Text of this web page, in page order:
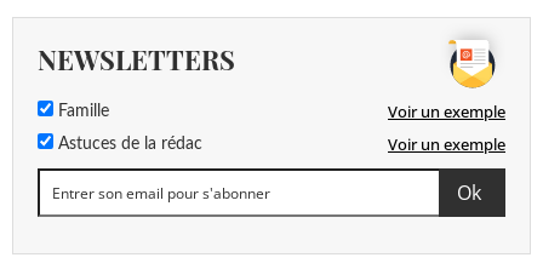
NEWSLETTERS
Famille Voir un exemple
Astuces de la rédac Voir un exemple